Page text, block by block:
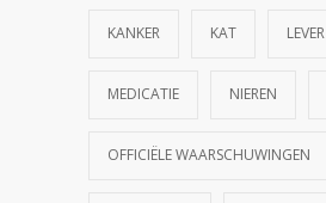
KANKER KAT LEVER
MEDICATIE NIEREN
OFFICIËLE WAARSCHUWINGEN